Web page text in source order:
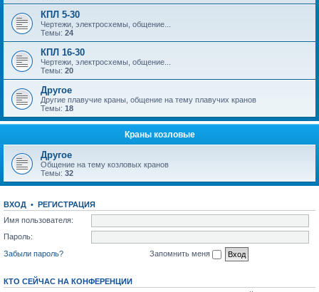
КПЛ 5-30
Чертежи, электросхемы, общение...
Темы: 24
КПЛ 16-30
Чертежи, электросхемы, общение...
Темы: 20
Другое
Другие плавучие краны, общение на тему плавучих кранов
Темы: 18
Краны козловые
Другое
Общение на тему козловых кранов
Темы: 32
ВХОД • РЕГИСТРАЦИЯ
Имя пользователя:
Пароль:
Забыли пароль?
Запомнить меня
КТО СЕЙЧАС НА КОНФЕРЕНЦИИ